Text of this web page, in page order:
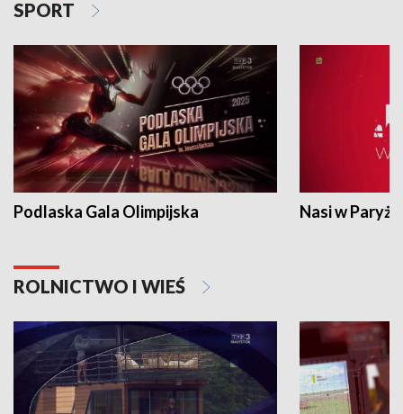
SPORT
Podlaska Gala Olimpijska Nasi w Paryżu
ROLNICTWO I WIEŚ